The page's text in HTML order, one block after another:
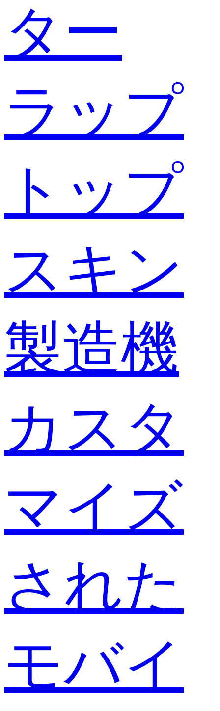
ター
ラップ
トップ
スキン
製造機
カスタ
マイズ
された
モバイ